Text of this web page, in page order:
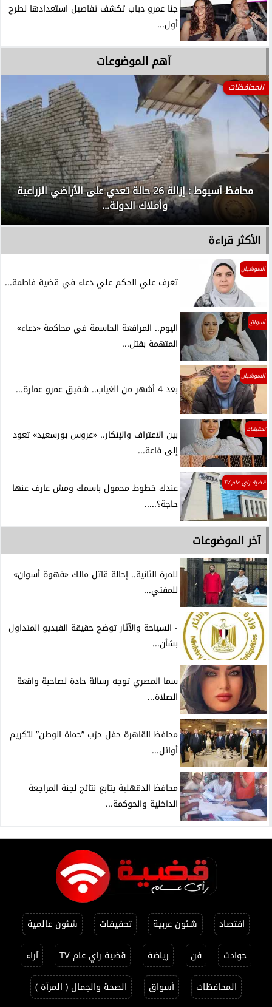
جنا عمرو دياب تكشف تفاصيل استعدادها لطرح
أول...
آهم الموضوعات
المحافظات
محافظ أسيوط : إزالة 26 حالة تعدي على الأراضي الزراعية
وأملاك الدولة...
الأكثر قراءة
السوشيال
تعرف علي الحكم علي دعاء في قضية فاطمة...
أسواق
اليوم.. المرافعة الحاسمة في محاكمة «دعاء»
المتهمة بقتل...
السوشيال
بعد 4 أشهر من الغياب.. شقيق عمرو عمارة...
تحقيقات
بين الاعتراف والإنكار.. «عروس بورسعيد» تعود
إلى قاعة...
قضية راي عام TV
عندك خطوط محمول باسمك ومش عارف عنها
حاجة؟.....
آخر الموضوعات
للمرة الثانية.. إحالة قاتل مالك «قهوة أسوان»
للمفتي...
- السياحة والآثار توضح حقيقة الفيديو المتداول
بشأن...
سما المصري توجه رسالة حادة لصاحبة واقعة
الصلاة...
محافظ القاهرة حفل حزب ”حماة الوطن” لتكريم
أوائل...
محافظ الدقهلية يتابع نتائج لجنة المراجعة
الداخلية والحوكمة...
اقتصاد شئون عربية تحقيقات
شئون عالمية
حوادث
فن رياضة قضية راي عام TV
آراء
المحافظات
أسواق الصحة والجمال ( المرآة )